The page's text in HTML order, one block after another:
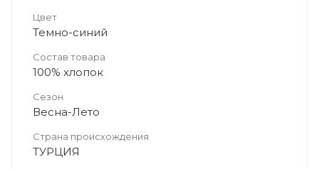
Цвет
Темно-синий
Состав товара
100% хлопок
Сезон
Весна-Лето
Страна происхождения
ТУРЦИЯ